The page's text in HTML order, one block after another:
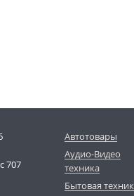
707
Автотовары
Аудио-Видео
техника
Бытовая